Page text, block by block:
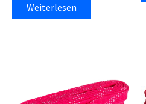
Weiterlesen